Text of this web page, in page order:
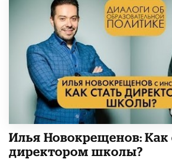
​Илья Новокрещенов: Как
директором школы?